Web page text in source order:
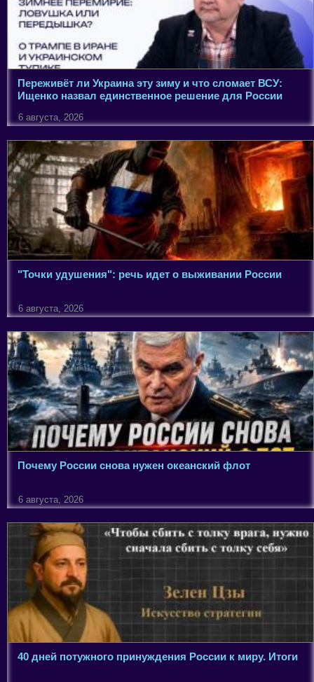
Переживёт ли Украина эту зиму и что сломает ВСУ:
Ищенко назвал единственное решение для России
6 августа, 2026
"Точки удушения": речь идет о выживании России
6 августа, 2026
Почему России снова нужен океанский флот
6 августа, 2026
40 дней потужного принуждения России к миру. Итоги